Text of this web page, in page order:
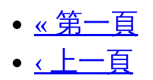
« 第一頁
‹ 上一頁